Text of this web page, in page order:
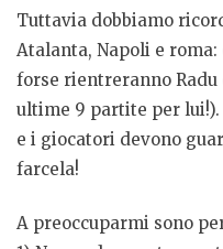
Tuttavia dobbiamo
Atalanta, Napoli e
forse rientreranno
ultime 9 partite per lui!).
e i giocatori devono
farcela!
A preoccuparmi sono